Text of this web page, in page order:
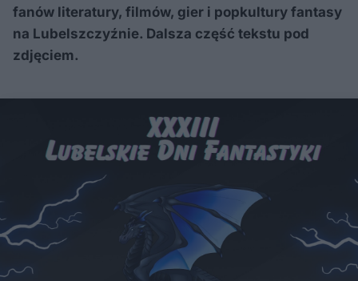
fanów literatury, filmów, gier i popkultury fantasy
na Lubelszczyźnie. Dalsza część tekstu pod
zdjęciem.